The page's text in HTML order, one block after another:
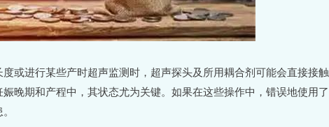
或进行某些产时超声监测时，超声探头及所用耦合剂可能会直接接触
晚期和产程中，其状态尤为关键。如果在这些操作中，错误地使用了